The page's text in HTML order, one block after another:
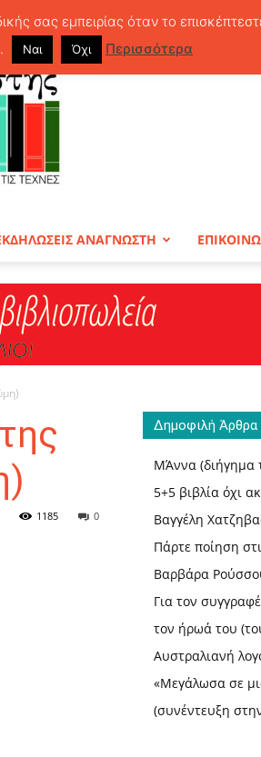
ΑΝΑΓΝΩΣΤΗ
0
1185
Δημοφιλή
ΜΆννα (διήγημα
5+5 βιβλία όχι
Βαγγέλη
Πάρτε ποίηση
Βαρβάρα
Για τον
τον ήρωά του
Αυστραλιανή
«Μεγάλωσα σε
(συνέντευξη
σας εμπειρίας όταν το
Ναι Όχι Περισσότερα